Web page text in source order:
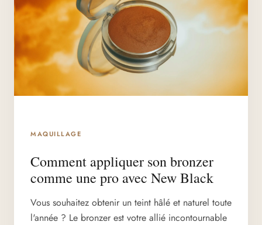
MAQUILLAGE
Comment appliquer son bronzer
comme une pro avec New Black
Vous souhaitez obtenir un teint hâlé et naturel toute
l'année ? Le bronzer est votre allié incontournable